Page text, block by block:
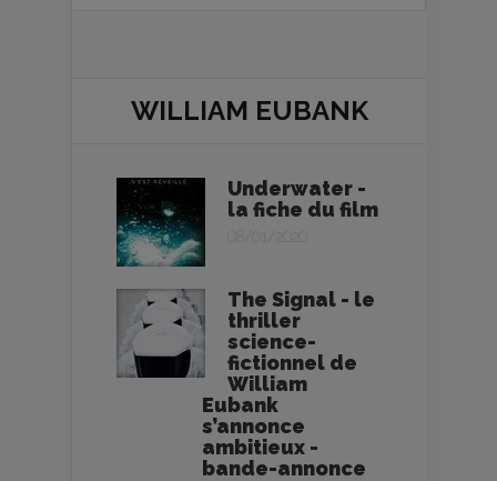
WILLIAM EUBANK
Underwater -
la fiche du film
08/01/2020
The Signal - le
thriller
science-
fictionnel de
William
Eubank
s’annonce
ambitieux -
bande-annonce